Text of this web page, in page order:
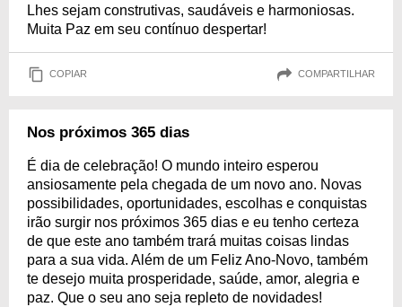
Lhes sejam construtivas, saudáveis e harmoniosas.
Muita Paz em seu contínuo despertar!
COPIAR COMPARTILHAR
Nos próximos 365 dias
É dia de celebração! O mundo inteiro esperou
ansiosamente pela chegada de um novo ano. Novas
possibilidades, oportunidades, escolhas e conquistas
irão surgir nos próximos 365 dias e eu tenho certeza
de que este ano também trará muitas coisas lindas
para a sua vida. Além de um Feliz Ano-Novo, também
te desejo muita prosperidade, saúde, amor, alegria e
paz. Que o seu ano seja repleto de novidades!